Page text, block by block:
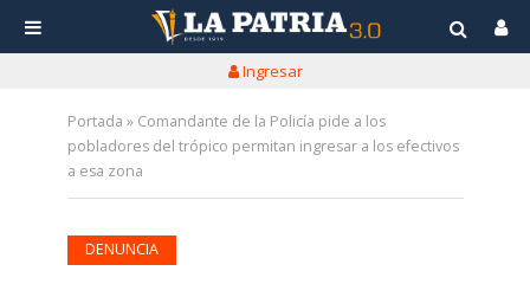
Ingresar
Portada » Comandante de la Policía pide a los
pobladores del trópico permitan ingresar a los efectivos
a esa zona
DENUNCIA